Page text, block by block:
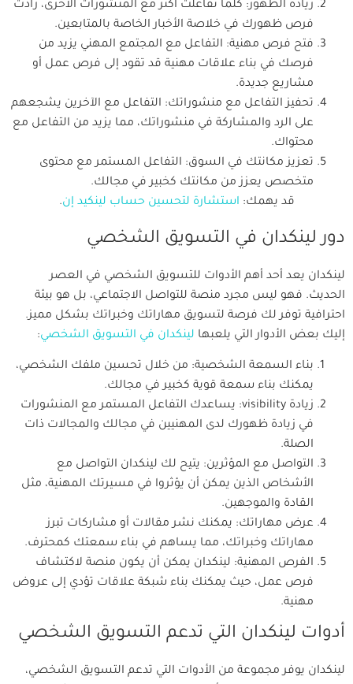
زيادة الظهور: كلما تفاعلت أكثر مع المنشورات الأخرى، زادت
فرص ظهورك في خلاصة الأخبار الخاصة بالمتابعين.
فتح فرص مهنية: التفاعل مع المجتمع المهني يزيد من
فرصك في بناء علاقات مهنية قد تقود إلى فرص عمل أو
مشاريع جديدة.
تحفيز التفاعل مع منشوراتك: التفاعل مع الآخرين يشجعهم
على الرد والمشاركة في منشوراتك، مما يزيد من التفاعل مع
محتواك.
تعزيز مكانتك في السوق: التفاعل المستمر مع محتوى
متخصص يعزز من مكانتك كخبير في مجالك.
قد يهمك: استشارة لتحسين حساب لينكيد إن.
دور لينكدان في التسويق الشخصي
لينكدان يعد أحد أهم الأدوات للتسويق الشخصي في العصر
الحديث. فهو ليس مجرد منصة للتواصل الاجتماعي، بل هو بيئة
احترافية توفر لك فرصة لتسويق مهاراتك وخبراتك بشكل مميز.
إليك بعض الأدوار التي يلعبها لينكدان في التسويق الشخصي:
بناء السمعة الشخصية: من خلال تحسين ملفك الشخصي،
يمكنك بناء سمعة قوية كخبير في مجالك.
زيادة visibility: يساعدك التفاعل المستمر مع المنشورات
في زيادة ظهورك لدى المهنيين في مجالك والمجالات ذات
الصلة.
التواصل مع المؤثرين: يتيح لك لينكدان التواصل مع
الأشخاص الذين يمكن أن يؤثروا في مسيرتك المهنية، مثل
القادة والموجهين.
عرض مهاراتك: يمكنك نشر مقالات أو مشاركات تبرز
مهاراتك وخبراتك، مما يساهم في بناء سمعتك كمحترف.
الفرص المهنية: لينكدان يمكن أن يكون منصة لاكتشاف
فرص عمل، حيث يمكنك بناء شبكة علاقات تؤدي إلى عروض
مهنية.
أدوات لينكدان التي تدعم التسويق الشخصي
لينكدان يوفر مجموعة من الأدوات التي تدعم التسويق الشخصي،